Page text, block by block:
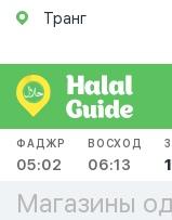
Транг
ФАДЖР
05:02
ВОСХОД
06:13
Магазины